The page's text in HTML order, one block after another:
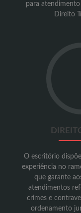
para
Direito
O escritório
experiência no
que garante
atendimentos
crimes e
ordenamento